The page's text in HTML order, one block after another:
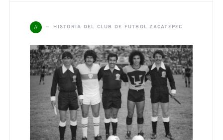
H HISTORIA DEL CLUB DE FUTBOL ZACATEPEC